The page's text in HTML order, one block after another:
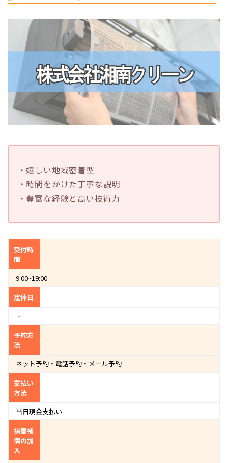
・嬉しい地域密着型
・時間をかけた丁寧な説明
・豊富な経験と高い技術力
受付時
間
9:00~19:00
定休日
‐
予約方
法
ネット予約・電話予約・メール予約
支払い
方法
当日現金支払い
損害補
償の加
入